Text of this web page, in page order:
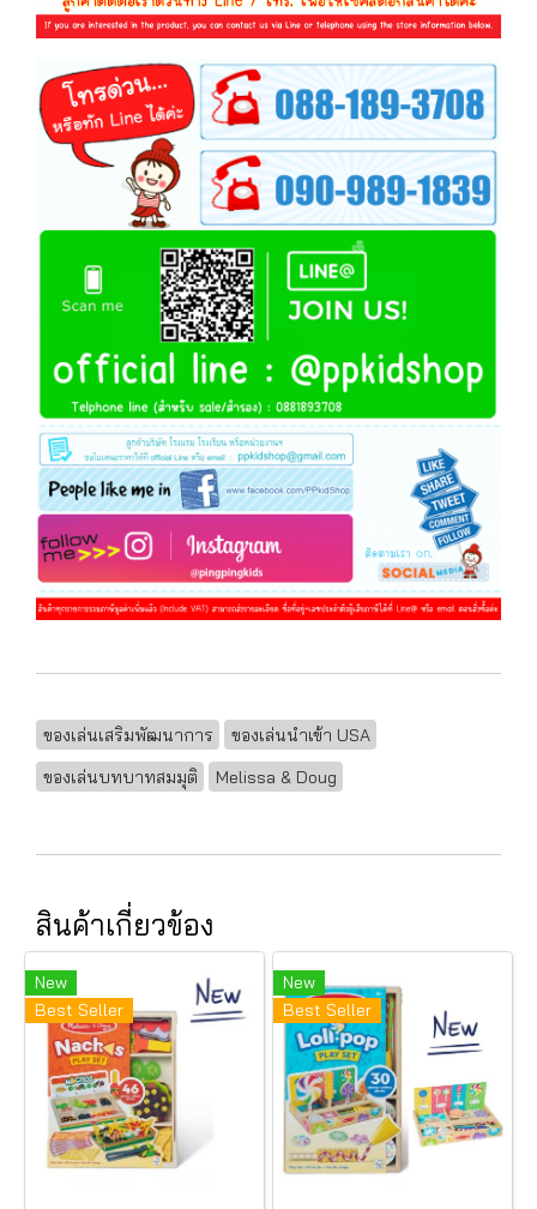
ของเล่นเสริมพัฒนาการ
ของเล่นนำเข้า USA
ของเล่นบทบาทสมมุติ
Melissa & Doug
สินค้าเกี่ยวข้อง
New
Best Seller
New
Best Seller